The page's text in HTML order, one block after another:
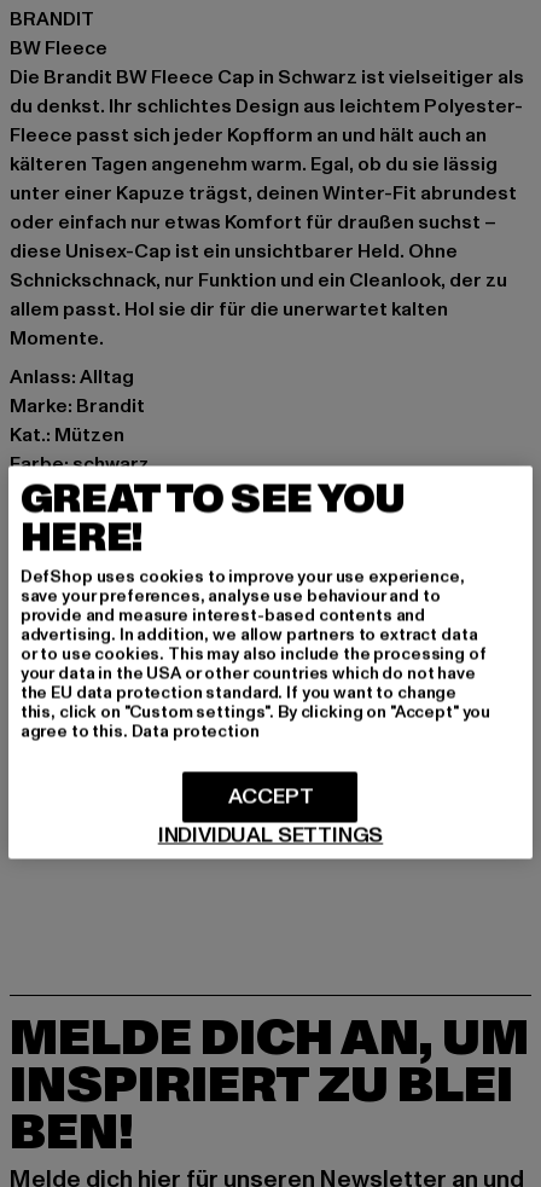
BRANDIT
BW Fleece
Die Brandit BW Fleece Cap in Schwarz ist vielseitiger als
du denkst. Ihr schlichtes Design aus leichtem Polyester-
Fleece passt sich jeder Kopfform an und hält auch an
kälteren Tagen angenehm warm. Egal, ob du sie lässig
unter einer Kapuze trägst, deinen Winter-Fit abrundest
oder einfach nur etwas Komfort für draußen suchst –
diese Unisex-Cap ist ein unsichtbarer Held. Ohne
Schnickschnack, nur Funktion und ein Cleanlook, der zu
allem passt. Hol sie dir für die unerwartet kalten
Momente.
Anlass: Alltag
Marke: Brandit
Kat.: Mützen
Farbe: schwarz
Hersteller Farbe: black
Materialzusammensetzung: 100% Polyester
Art.Nr: BD7005-00007
Hersteller: Brandit Textil GmbH |info@brandit-wear.com
Spichernstraße 6a | 50672 Köln | DE
GRÖSSE & PASSFORM
PFLEGEHINWEISE
LIEFERUNG & RÜCKGABE
MELDE DICH AN, UM
INSPIRIERT ZU BLEI
BEN!
Melde dich hier für unseren Newsletter an und
GREAT TO SEE YOU
HERE!
DefShop uses cookies to improve your use experience,
save your preferences, analyse use behaviour and to
provide and measure interest-based contents and
advertising. In addition, we allow partners to extract data
or to use cookies. This may also include the processing of
your data in the USA or other countries which do not have
the EU data protection standard. If you want to change
this, click on "Custom settings". By clicking on "Accept" you
agree to this. Data protection
INDIVIDUAL SETTINGS
ACCEPT